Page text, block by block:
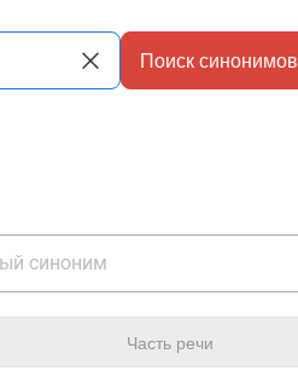
Поиск синонимов
Часть речи